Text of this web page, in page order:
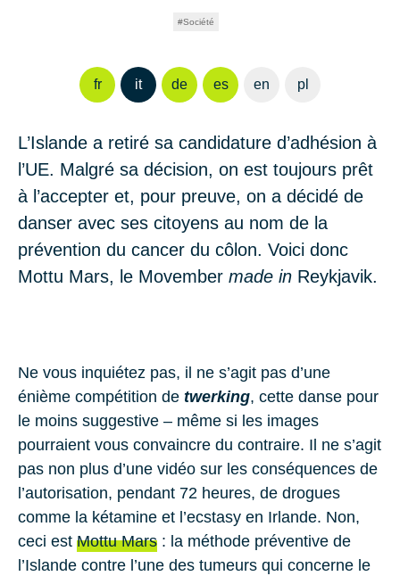
Société
fr it de es en pl
L’Islande a retiré sa candidature d’adhésion à
l’UE. Malgré sa décision, on est toujours prêt
à l’accepter et, pour preuve, on a décidé de
danser avec ses citoyens au nom de la
prévention du cancer du côlon. Voici donc
Mottu Mars, le Movember made in Reykjavik.
Ne vous inquiétez pas, il ne s’agit pas d’une
énième compétition de twerking, cette danse pour
le moins suggestive – même si les images
pourraient vous convaincre du contraire. Il ne s’agit
pas non plus d’une vidéo sur les conséquences de
l’autorisation, pendant 72 heures, de drogues
comme la kétamine et l’ecstasy en Irlande. Non,
ceci est Mottu Mars : la méthode préventive de
l’Islande contre l’une des tumeurs qui concerne le